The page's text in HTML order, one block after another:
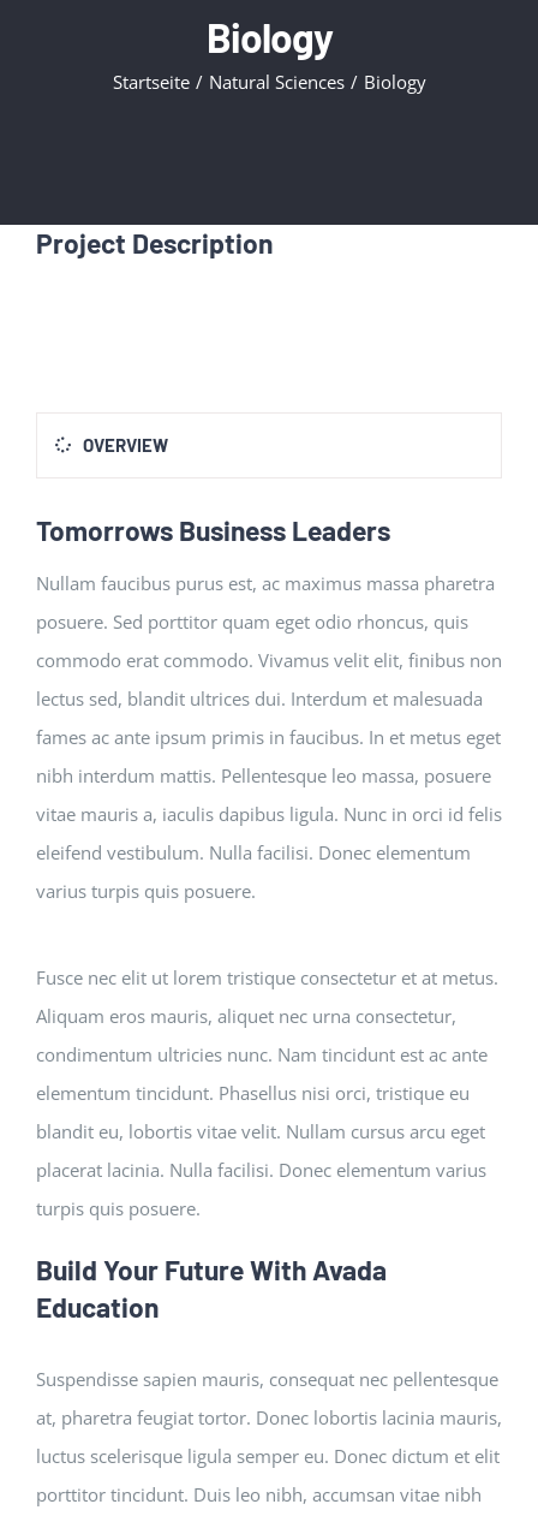
Biology
Startseite Natural Sciences Biology
Project Description
OVERVIEW
Tomorrows Business Leaders
Nullam faucibus purus est, ac maximus massa pharetra
posuere. Sed porttitor quam eget odio rhoncus, quis
commodo erat commodo. Vivamus velit elit, finibus non
lectus sed, blandit ultrices dui. Interdum et malesuada
fames ac ante ipsum primis in faucibus. In et metus eget
nibh interdum mattis. Pellentesque leo massa, posuere
vitae mauris a, iaculis dapibus ligula. Nunc in orci id felis
eleifend vestibulum. Nulla facilisi. Donec elementum
varius turpis quis posuere.
Fusce nec elit ut lorem tristique consectetur et at metus.
Aliquam eros mauris, aliquet nec urna consectetur,
condimentum ultricies nunc. Nam tincidunt est ac ante
elementum tincidunt. Phasellus nisi orci, tristique eu
blandit eu, lobortis vitae velit. Nullam cursus arcu eget
placerat lacinia. Nulla facilisi. Donec elementum varius
turpis quis posuere.
Build Your Future With Avada
Education
Suspendisse sapien mauris, consequat nec pellentesque
at, pharetra feugiat tortor. Donec lobortis lacinia mauris,
luctus scelerisque ligula semper eu. Donec dictum et elit
porttitor tincidunt. Duis leo nibh, accumsan vitae nibh